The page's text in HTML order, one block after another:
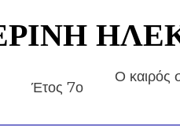
Έτος 7ο
Ο καιρός